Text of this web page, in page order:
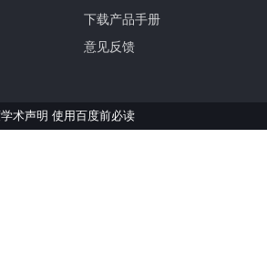
下载产品手册
意见反馈
术声明 使用百度前必读